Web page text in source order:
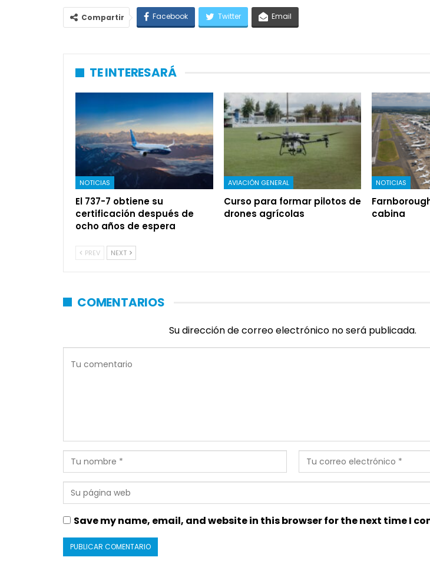
Compartir Facebook Twitter Email
TE INTERESARÁ
NOTICIAS
El 737-7 obtiene su
certificación después de
ocho años de espera
AVIACIÓN GENERAL
Curso para formar pilotos de
drones agrícolas
NOTICIAS
cabina
PREV NEXT
COMENTARIOS
Su dirección de correo electrónico no será publicada.
Save my name, email, and website in this browser for the next time I